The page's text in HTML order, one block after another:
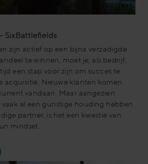
SixBattlefields
zijn actief op een bijna verzadigde
te winnen, moet je, als bedrijf,
een stap voor zijn om succes te
acquisitie. Nieuwe klanten komen
vandaan. Maar aangezien
al een gunstige houding hebben
partner, is het een kwestie van
mindset.